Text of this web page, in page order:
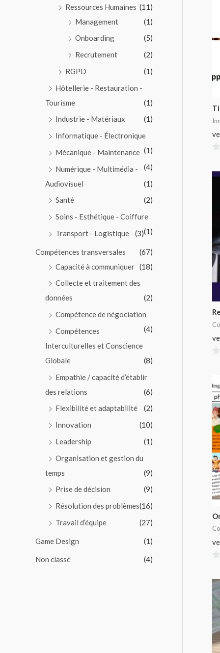
Ressources Humaines (11)
Management
(1)
Onboarding
(5)
Recrutement
(2)
RGPD
(1)
Hôtellerie - Restauration -
Tourisme
(1)
Industrie - Matériaux
(1)
Informatique - Électronique
(1)
Mécanique - Maintenance
(4)
Numérique - Multimédia -
Audiovisuel
(1)
Santé
(2)
Soins - Esthétique - Coiffure
(1)
Transport - Logistique (3)
Compétences transversales
(67)
Capacité à communiquer (18)
Collecte et traitement des
données
(2)
Compétence de négociation
(4)
Compétences
Interculturelles et Conscience
Globale
(8)
Empathie / capacité d’établir
des relations
(6)
Flexibilité et adaptabilité
(2)
Innovation
(10)
Leadership
(1)
Organisation et gestion du
temps
(9)
Prise de décision
(9)
Résolution des problèmes(16)
Travail d’équipe
(27)
Game Design (1)
Non classé (4)
5
5